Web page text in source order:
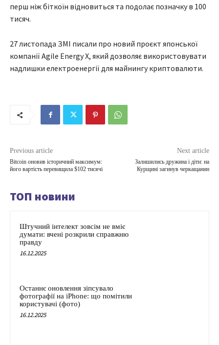
перш ніж біткоїн відновиться та подолає позначку в 100
тисяч.
27 листопада ЗМІ писали про новий проєкт японської
компанії Agile Energy X, який дозволяє використовувати
надлишки електроенергії для майнингу криптовалюти.
Previous article
Bitcoin оновив історичний максимум:
його вартість перевищила $102 тисячі
Next article
Залишились дружина і діти: на
Курщині загинув черкащанин
ТОП новини
Штучний інтелект зовсім не вміє
думати: вчені розкрили справжню
правду
16.12.2025
Останнє оновлення зіпсувало
фотографії на iPhone: що помітили
користувачі (фото)
16.12.2025